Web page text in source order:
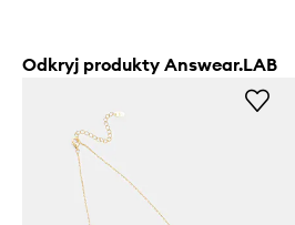
Odkryj produkty Answear.LAB